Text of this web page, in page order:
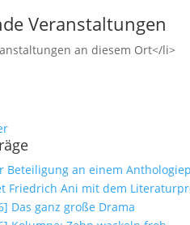
Veranstaltungen
an diesem Ort</li>
Beteiligung an einem
Friedrich Ani mit dem
Das ganz große Drama